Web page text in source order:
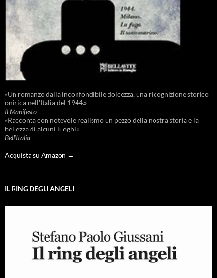
«Un romanzo dalla inconfondibile dolcezza, una ricognizione storico
onirica nell'Italia del 1944.»
Il Manifesto
«Racconta con notevole realismo un pezzo della nostra storia e la
bellezza di alcuni luoghi.»
Bell'Italia
Acquista su Amazon →
IL RING DEGLI ANGELI